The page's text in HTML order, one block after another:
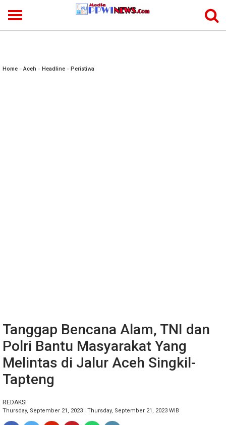
Home »Aceh » Headline » Peristiwa
Tanggap Bencana Alam, TNI dan
Polri Bantu Masyarakat Yang
Melintas di Jalur Aceh Singkil-
Tapteng
REDAKSI
Thursday, September 21, 2023 | Thursday, September 21, 2023 WIB